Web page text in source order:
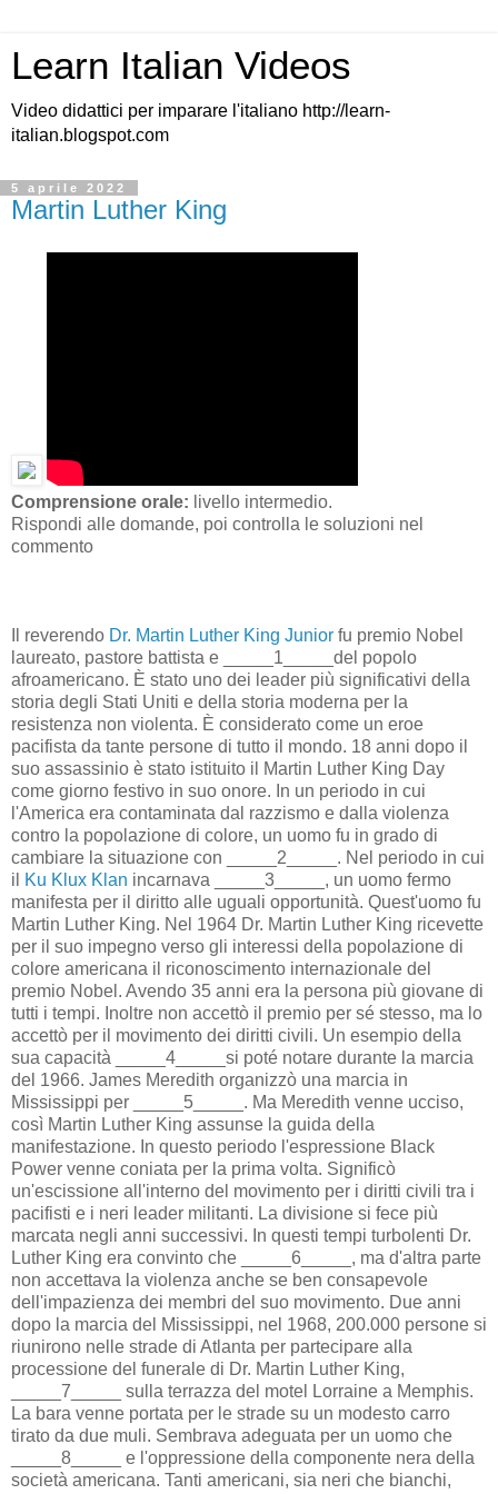
Learn Italian Videos
Video didattici per imparare l'italiano http://learn-
italian.blogspot.com
5 aprile 2022
Martin Luther King
Comprensione orale: livello intermedio.
Rispondi alle domande, poi controlla le soluzioni nel
commento
Il reverendo Dr. Martin Luther King Junior fu premio Nobel
laureato, pastore battista e _____1_____del popolo
afroamericano. È stato uno dei leader più significativi della
storia degli Stati Uniti e della storia moderna per la
resistenza non violenta. È considerato come un eroe
pacifista da tante persone di tutto il mondo. 18 anni dopo il
suo assassinio è stato istituito il Martin Luther King Day
come giorno festivo in suo onore. In un periodo in cui
l'America era contaminata dal razzismo e dalla violenza
contro la popolazione di colore, un uomo fu in grado di
cambiare la situazione con _____2_____. Nel periodo in cui
il
Ku Klux Klan incarnava _____3_____, un uomo fermo
manifesta per il diritto alle uguali opportunità. Quest'uomo fu
Martin Luther King. Nel 1964 Dr. Martin Luther King ricevette
per il suo impegno verso gli interessi della popolazione di
colore americana il riconoscimento internazionale del
premio Nobel. Avendo 35 anni era la persona più giovane di
tutti i tempi. Inoltre non accettò il premio per sé stesso, ma lo
accettò per il movimento dei diritti civili. Un esempio della
sua capacità _____4_____si poté notare durante la marcia
del 1966. James Meredith organizzò una marcia in
Mississippi per _____5_____. Ma Meredith venne ucciso,
così Martin Luther King assunse la guida della
manifestazione. In questo periodo l'espressione Black
Power venne coniata per la prima volta. Significò
un'escissione all'interno del movimento per i diritti civili tra i
pacifisti e i neri leader militanti. La divisione si fece più
marcata negli anni successivi. In questi tempi turbolenti Dr.
Luther King era convinto che _____6_____, ma d'altra parte
non accettava la violenza anche se ben consapevole
dell'impazienza dei membri del suo movimento. Due anni
dopo la marcia del Mississippi, nel 1968, 200.000 persone si
riunirono nelle strade di Atlanta per partecipare alla
processione del funerale di Dr. Martin Luther King,
_____7_____ sulla terrazza del motel Lorraine a Memphis.
La bara venne portata per le strade su un modesto carro
tirato da due muli. Sembrava adeguata per un uomo che
_____8_____ e l'oppressione della componente nera della
società americana. Tanti americani, sia neri che bianchi,